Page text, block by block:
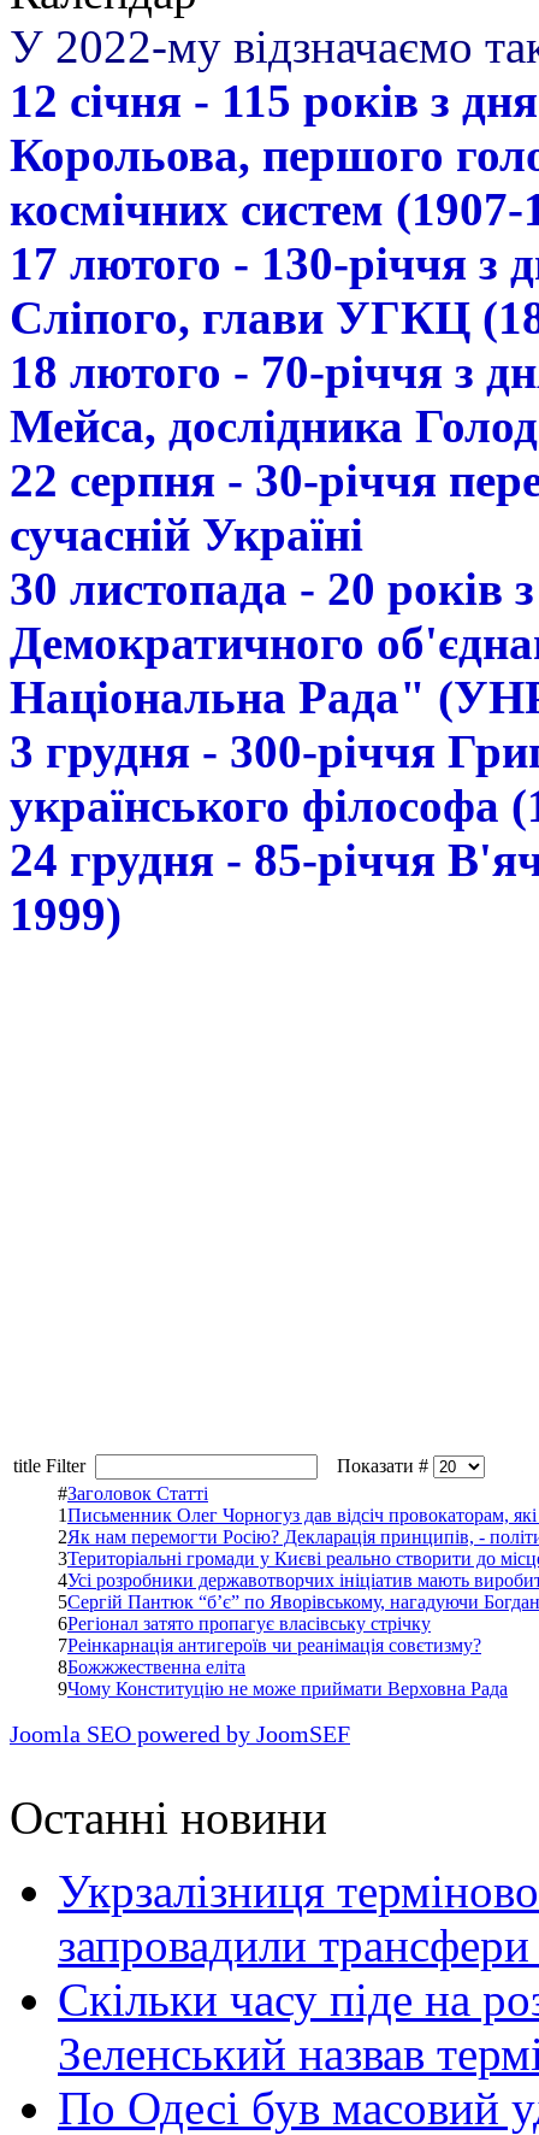
У 2022-му відзначаємо
12 січня - 115 років з
Корольова, першого
космічних систем (1907-
17 лютого - 130-річчя з
Сліпого, глави УГКЦ
18 лютого - 70-річчя з
Мейса, дослідника
22 серпня - 30-річчя
сучасній Україні
30 листопада - 20 років
Демократичного
Національна Рада"
3 грудня - 300-річчя
українського філософа
24 грудня - 85-річчя
1999)
title Filter
Показати #
#Заголовок Статті
1Письменник Олег Чорногуз дав відсіч провокаторам,
2Як нам перемогти Росію? Декларація принципів, -
3Територіальні громади у Києві реально створити до
4Усі розробники державотворчих ініціатив мають
5Сергій Пантюк “б’є” по Яворівському, нагадуючи
6Регіонал затято пропагує власівську стрічку
7Реінкарнація антигероїв чи реанімація совєтизму?
8Божжжественна еліта
9Чому Конституцію не може приймати Верховна Рада
Joomla SEO powered by JoomSEF
Останні новини
Укрзалізниця
запровадили
Скільки часу піде на
Зеленський назвав
По Одесі був масовий